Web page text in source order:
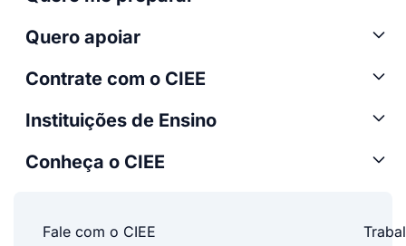
Quero apoiar
Contrate com o CIEE
Instituições de Ensino
Conheça o CIEE
Fale com o CIEE